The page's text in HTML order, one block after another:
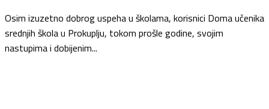
Osim izuzetno dobrog uspeha u školama, korisnici Doma učenika
srednjih škola u Prokuplju, tokom prošle godine, svojim
nastupima i dobijenim...